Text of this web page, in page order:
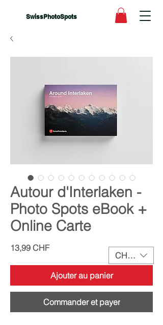
SwissPhotoSpots
Autour d'Interlaken -
Photo Spots eBook +
Online Carte
13,99 CHFPrix
Ajouter au panier
Commander et payer
CHF (CHF)